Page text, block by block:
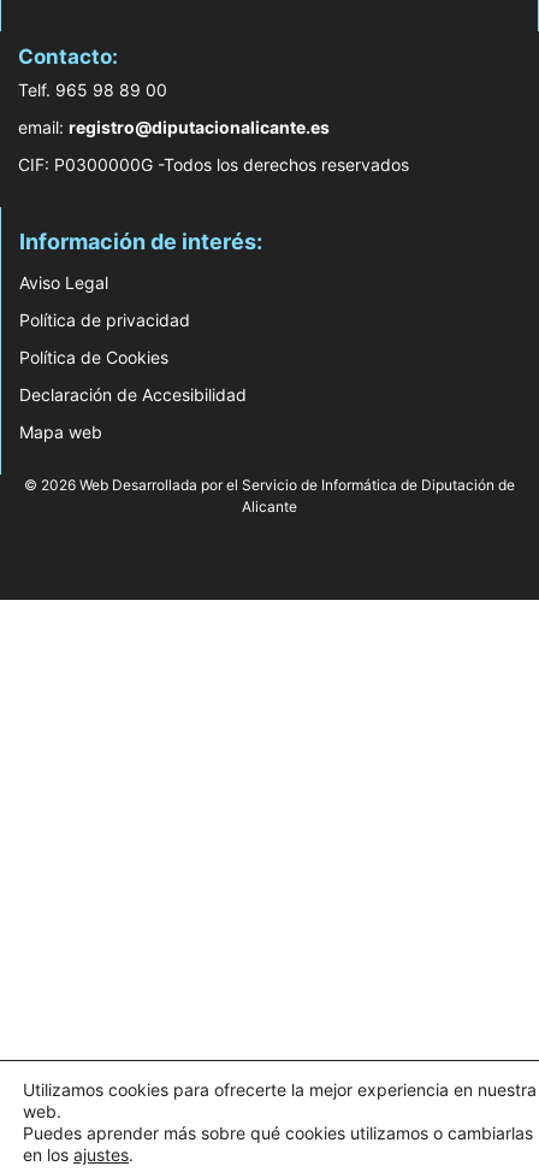
Contacto:
Telf. 965 98 89 00
email: registro@diputacionalicante.es
CIF: P0300000G -Todos los derechos reservados
Información de interés:
Aviso Legal
Política de privacidad
Política de Cookies
Declaración de Accesibilidad
Mapa web
© 2026 Web Desarrollada por el Servicio de Informática de Diputación de
Alicante
Utilizamos cookies para ofrecerte la mejor experiencia en nuestra
web.
Puedes aprender más sobre qué cookies utilizamos o cambiarlas
en los ajustes.